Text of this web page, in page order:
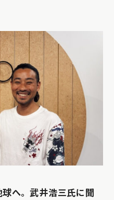
へ。武井浩三氏に聞